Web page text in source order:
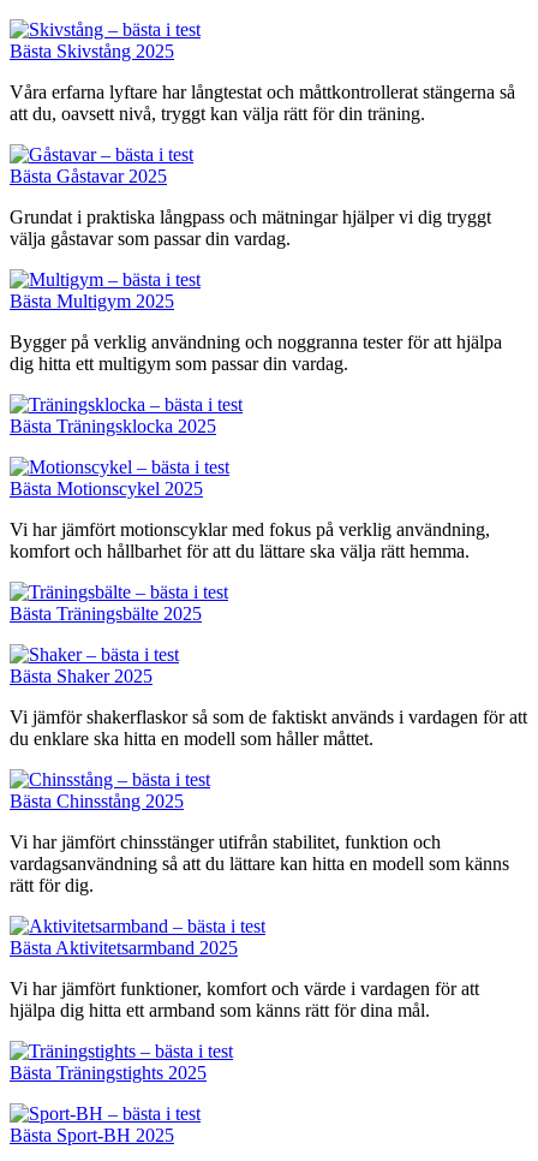
Bästa Skivstång 2025
Våra erfarna lyftare har långtestat och måttkontrollerat stängerna så
att du, oavsett nivå, tryggt kan välja rätt för din träning.
Bästa Gåstavar 2025
Grundat i praktiska långpass och mätningar hjälper vi dig tryggt
välja gåstavar som passar din vardag.
Bästa Multigym 2025
Bygger på verklig användning och noggranna tester för att hjälpa
dig hitta ett multigym som passar din vardag.
Bästa Träningsklocka 2025
Bästa Motionscykel 2025
Vi har jämfört motionscyklar med fokus på verklig användning,
komfort och hållbarhet för att du lättare ska välja rätt hemma.
Bästa Träningsbälte 2025
Bästa Shaker 2025
Vi jämför shakerflaskor så som de faktiskt används i vardagen för att
du enklare ska hitta en modell som håller måttet.
Bästa Chinsstång 2025
Vi har jämfört chinsstänger utifrån stabilitet, funktion och
vardagsanvändning så att du lättare kan hitta en modell som känns
rätt för dig.
Bästa Aktivitetsarmband 2025
Vi har jämfört funktioner, komfort och värde i vardagen för att
hjälpa dig hitta ett armband som känns rätt för dina mål.
Bästa Träningstights 2025
Bästa Sport-BH 2025